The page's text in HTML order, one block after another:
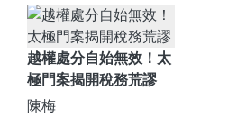
越權處分自始無效！太
極門案揭開稅務荒謬
陳梅